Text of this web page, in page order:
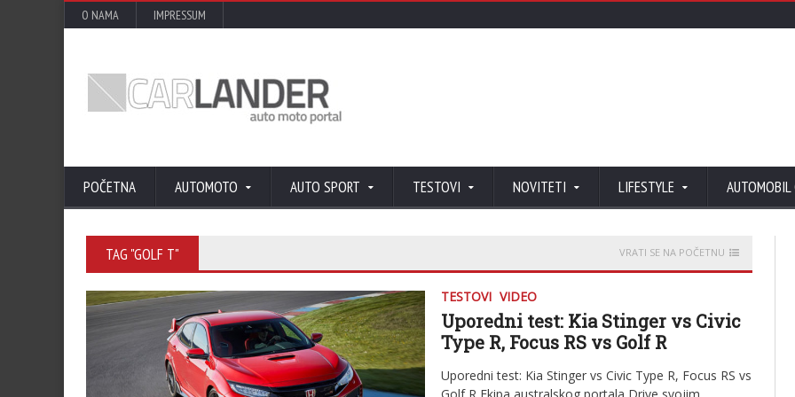
O NAMA IMPRESSUM
POČETNA AUTOMOTO AUTO SPORT TESTOVI NOVITETI LIFESTYLE AUTOMOBIL
TAG "GOLF T" VRATI SE NA POČETNU
TESTOVI VIDEO
Uporedni test: Kia Stinger vs Civic
Type R, Focus RS vs Golf R
Uporedni test: Kia Stinger vs Civic Type R, Focus RS vs